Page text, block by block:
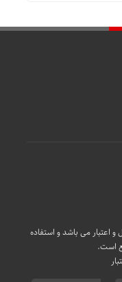
اعتبار می باشد و استفاده
است.